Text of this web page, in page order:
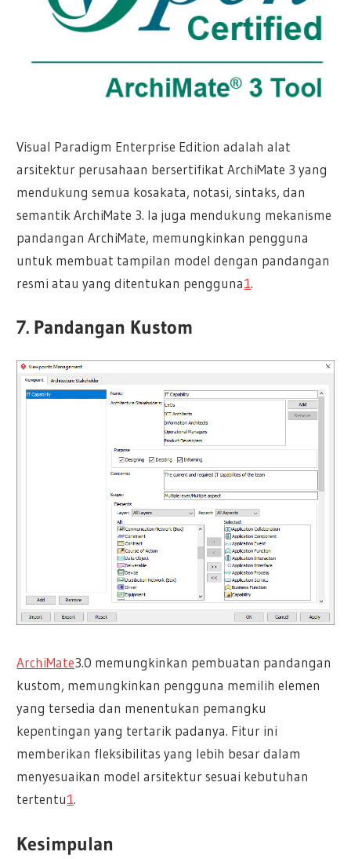
Visual Paradigm Enterprise Edition adalah alat
arsitektur perusahaan bersertifikat ArchiMate 3 yang
mendukung semua kosakata, notasi, sintaks, dan
semantik ArchiMate 3. Ia juga mendukung mekanisme
pandangan ArchiMate, memungkinkan pengguna
untuk membuat tampilan model dengan pandangan
resmi atau yang ditentukan pengguna1.
7. Pandangan Kustom
ArchiMate3.0 memungkinkan pembuatan pandangan
kustom, memungkinkan pengguna memilih elemen
yang tersedia dan menentukan pemangku
kepentingan yang tertarik padanya. Fitur ini
memberikan fleksibilitas yang lebih besar dalam
menyesuaikan model arsitektur sesuai kebutuhan
tertentu1.
Kesimpulan